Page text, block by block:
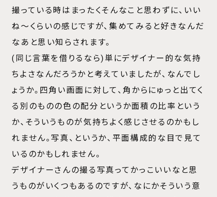
Blog
News
Contact
お問い合わせ
撮っている時はまったくそんなこと思わずに、いい
ね〜くらいの感じですが、集めてみると好きなんだ
なあと思い知らされます。
(同じ言葉を借りるなら)単にデザイナー的な気持
ちよさなんだろうかと考えていましたが、なんでし
ょうか。四角い画面に対して、角からにゅっと出てく
る別のものの色の配分というか面積の比率という
か、そういうものが気持ちよく感じさせるのかもし
れません。写真、というか、平面構成的な目で見て
いるのかもしれません。
デザイナーさんの撮る写真ってかっこいいなと思
うものがいくつもあるのですが、なにかそういう意